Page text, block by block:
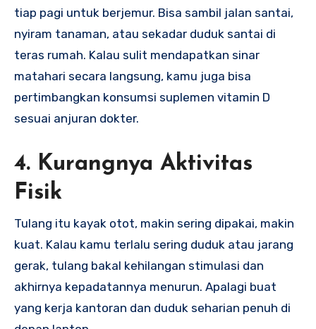
tiap pagi untuk berjemur. Bisa sambil jalan santai,
nyiram tanaman, atau sekadar duduk santai di
teras rumah. Kalau sulit mendapatkan sinar
matahari secara langsung, kamu juga bisa
pertimbangkan konsumsi suplemen vitamin D
sesuai anjuran dokter.
4. Kurangnya Aktivitas
Fisik
Tulang itu kayak otot, makin sering dipakai, makin
kuat. Kalau kamu terlalu sering duduk atau jarang
gerak, tulang bakal kehilangan stimulasi dan
akhirnya kepadatannya menurun. Apalagi buat
yang kerja kantoran dan duduk seharian penuh di